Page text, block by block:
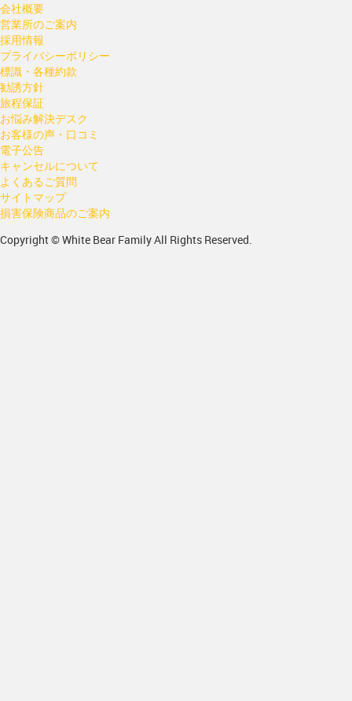
会社概要
営業所のご案内
採用情報
プライバシーポリシー
標識・各種約款
勧誘方針
旅程保証
お悩み解決デスク
お客様の声・口コミ
電子公告
キャンセルについて
よくあるご質問
サイトマップ
損害保険商品のご案内
Copyright © White Bear Family All Rights Reserved.